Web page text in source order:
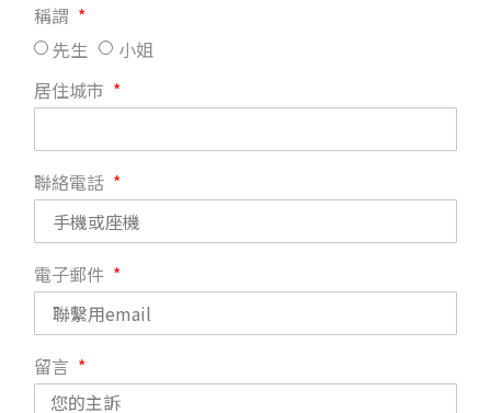
稱謂
先生
小姐
居住城市
聯絡電話
電子郵件
留言